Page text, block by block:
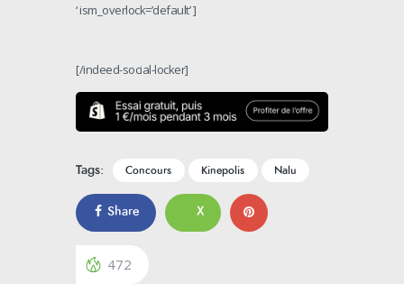
‘ ism_overlock=’default’ ]
[/indeed-social-locker]
Tags: Concours Kinepolis Nalu
Share X
472